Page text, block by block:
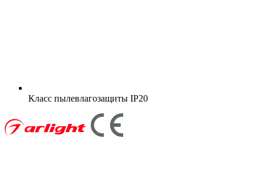
Класс пылевлагозащиты IP20